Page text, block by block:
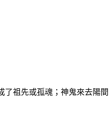
了祖先或孤魂；神鬼來去陽間